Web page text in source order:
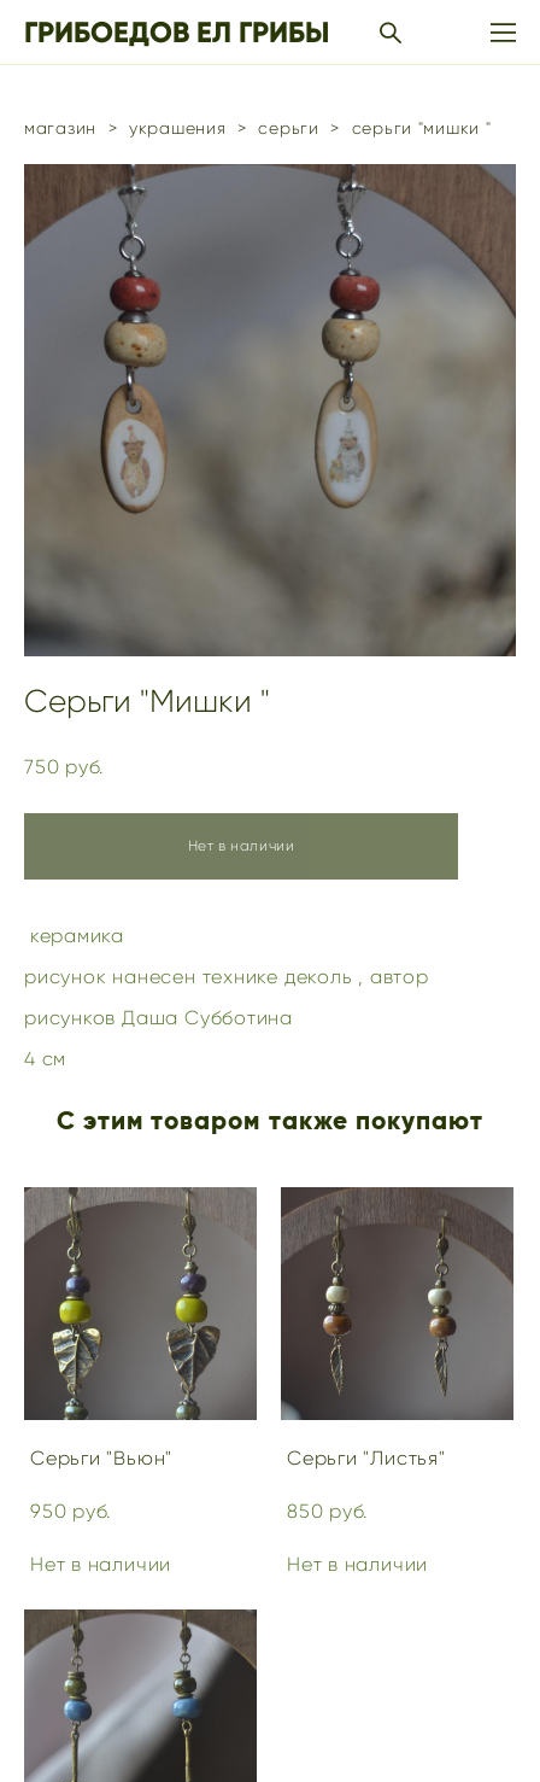
ГРИБОЕДОВ ЕЛ ГРИБЫ
магазин > украшения > серьги > серьги "мишки "
Серьги "Мишки "
750 pуб.
Нет в наличии
керамика
рисунок нанесен технике деколь , автор
рисунков Даша Субботина
4 см
С этим товаром также покупают
Серьги "Вьюн"
950 pуб.
Нет в наличии
Серьги "Листья"
850 pуб.
Нет в наличии